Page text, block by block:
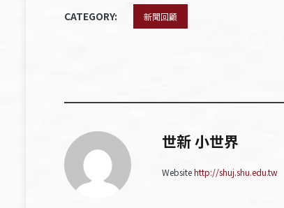
CATEGORY: 新聞回顧
世新 小世界
Websitehttp://shuj.shu.edu.tw